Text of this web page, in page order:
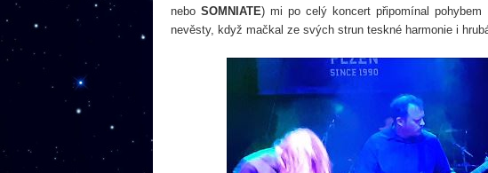
neboSOMNIATE) mi po celý koncert připomínal pohybem
nevěsty, když mačkal ze svých strun teskné harmonie i